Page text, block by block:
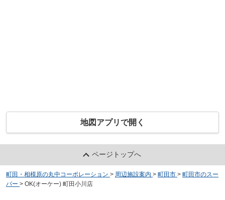
地図アプリで開く
ページトップへ
町田・相模原の丸中コーポレーション > 周辺施設案内 > 町田市 > 町田市のスー
パー > OK(オーケー) 町田小川店